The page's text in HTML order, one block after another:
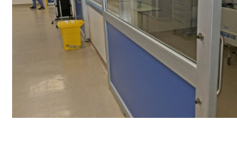
modo claro